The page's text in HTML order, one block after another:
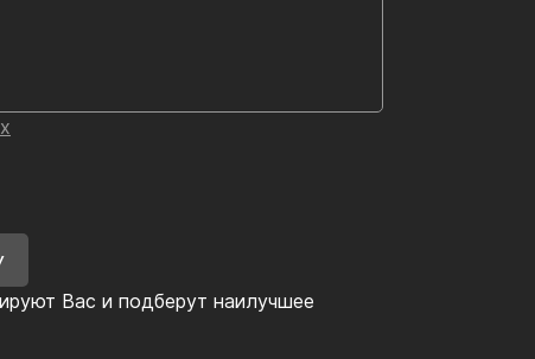
Вас и подберут наилучшее